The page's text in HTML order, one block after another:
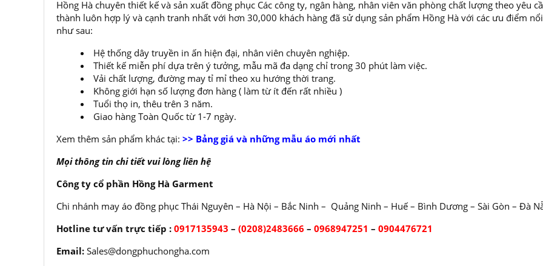
Hồng Hà chuyên thiết kế và sản xuất đồng phục Các công ty, ngân hàng, nhân viên văn phòng chất lượng theo yêu
thành luôn hợp lý và cạnh tranh nhất với hơn 30,000 khách hàng đã sử dụng sản phẩm Hồng Hà với các ưu điểm
như sau:
Hệ thống dây truyền in ấn hiện đại, nhân viên chuyên nghiệp.
Thiết kế miễn phí dựa trên ý tưởng, mẫu mã đa dạng chỉ trong 30 phút làm việc.
Vải chất lượng, đường may tỉ mỉ theo xu hướng thời trang.
Không giới hạn số lượng đơn hàng ( làm từ ít đến rất nhiều )
Tuổi thọ in, thêu trên 3 năm.
Giao hàng Toàn Quốc từ 1-7 ngày.
Xem thêm sản phẩm khác tại: >> Bảng giá và những mẫu áo mới nhất
Mọi thông tin chi tiết vui lòng liên hệ
Công ty cổ phần Hồng Hà Garment
Chi nhánh may áo đồng phục Thái Nguyên – Hà Nội – Bắc Ninh – Quảng Ninh – Huế – Bình Dương – Sài Gòn – Đà
Hotline tư vấn trực tiếp : 0917135943 – (0208)2483666 – 0968947251 – 0904476721
Email: Sales@dongphuchongha.com